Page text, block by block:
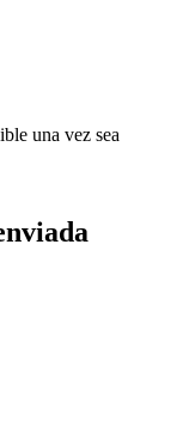
una vez sea